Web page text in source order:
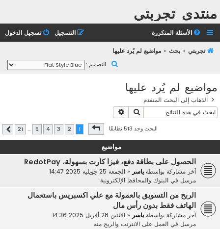
منتدى تجربتي
الأسئلة المتكررة تسجيل الدخول التسجيل
تجربتي بحث مواضيع لم يُرد عليها
التصميم :
ب
مواضيع لم يُرد عليها
الذهاب إلى البحث المتقدم
بحث
البحث وجد 513 تطابقًا صفحة1 من21
2
3
4
5
…
21 التالي
مواضيع
الحصول على بطاقة دفع، فيزا كارت بسهولة، RedotPay
آخر مشاركة بواسطة ياسر« الجمعة 25 جويلية 2025 14:47
مرسل في البنوك والمحافظ الإلكترونية
الربح من التسويق بالعمولة مع علي اكسبريس باستعمال
الهاتف فقط بدون رأس مال
آخر مشاركة بواسطة ياسر« الاثنين 28 أفريل 2025 14:36
مرسل في العمل على الانترنت والربح منه